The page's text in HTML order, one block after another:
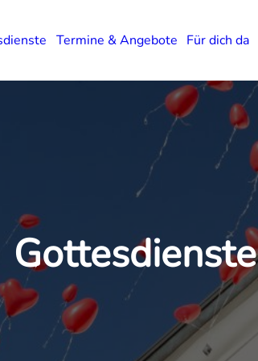
Termine & Angebote Für dich da
Gottesdienste